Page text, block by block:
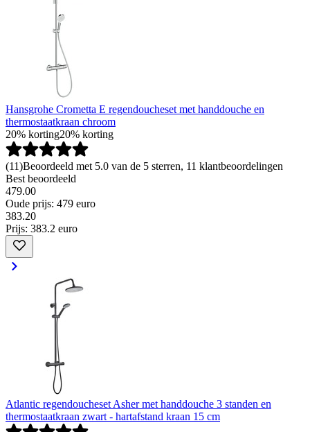
Hansgrohe Crometta E regendoucheset met handdouche en
thermostaatkraan chroom
20% korting20% korting
(11)Beoordeeld met 5.0 van de 5 sterren, 11 klantbeoordelingen
Best beoordeeld
479.00
Oude prijs: 479 euro
383.20
Prijs: 383.2 euro
Atlantic regendoucheset Asher met handdouche 3 standen en
thermostaatkraan zwart - hartafstand kraan 15 cm